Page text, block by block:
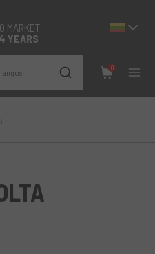
MARKET
4 YEARS
0